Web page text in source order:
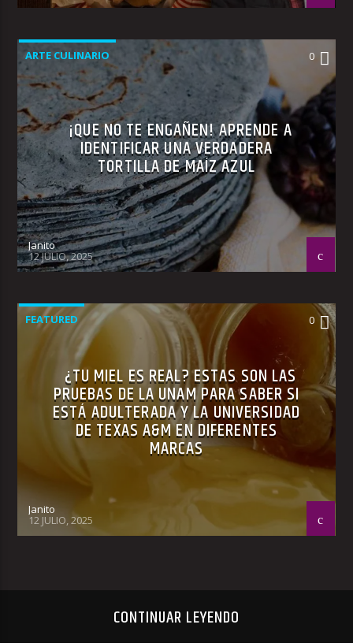
ARTE CULINARIO 0
¡QUE NO TE ENGAÑEN! APRENDE A
IDENTIFICAR UNA VERDADERA
TORTILLA DE MAÍZ AZUL
Janito
12 JULIO, 2025
FEATURED 0
¿TU MIEL ES REAL? ESTAS SON LAS
PRUEBAS DE LA UNAM PARA SABER SI
ESTÁ ADULTERADA Y LA UNIVERSIDAD
DE TEXAS A&M EN DIFERENTES
MARCAS
Janito
12 JULIO, 2025
CONTINUAR LEYENDO